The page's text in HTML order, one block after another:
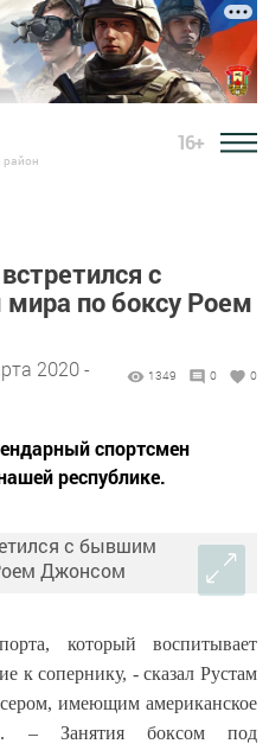
район
16+
с
по боксу Роем
2020 -
1349 0 0
спортсмен
республике.
который воспитывает
к сопернику, - сказал Рустам
имеющим американское
– Занятия боксом под